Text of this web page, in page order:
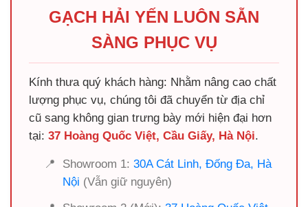
GẠCH HẢI YẾN LUÔN SẴN
SÀNG PHỤC VỤ
Kính thưa quý khách hàng: Nhằm nâng cao chất
lượng phục vụ, chúng tôi đã chuyển từ địa chỉ
cũ sang không gian trưng bày mới hiện đại hơn
tại: 37 Hoàng Quốc Việt, Cầu Giấy, Hà Nội.
📍 Showroom 1: 30A Cát Linh, Đống Đa, Hà
Nội (Vẫn giữ nguyên)